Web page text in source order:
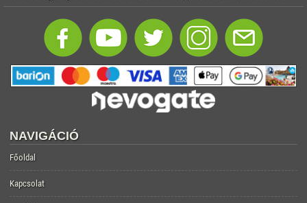
NAVIGÁCIÓ
Főoldal
Kapcsolat